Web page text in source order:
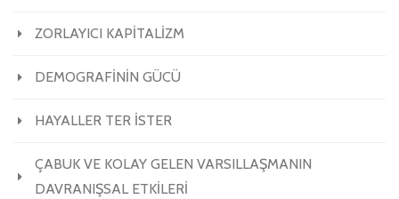
ZORLAYICI KAPİTALİZM
DEMOGRAFİNİN GÜCÜ
HAYALLER TER İSTER
ÇABUK VE KOLAY GELEN VARSILLAŞMANIN
DAVRANIŞSAL ETKİLERİ